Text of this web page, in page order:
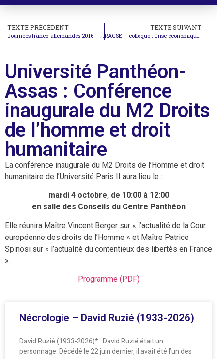
TEXTE PRÉCÉDENT
Journées franco-allemandes 2016 – La religion et le droit international
TEXTE SUIVANT
RACSE – colloque : Crise économique et droits sociaux : Un standard de protection affaibli ?
Université Panthéon-
Assas : Conférence
inaugurale du M2 Droits
de l’homme et droit
humanitaire
La conférence inaugurale du M2 Droits de l’Homme et droit
humanitaire de l’Université Paris II aura lieu le :
mardi 4 octobre, de 10:00 à 12:00
en salle des Conseils du Centre Panthéon
Elle réunira Maître Vincent Berger sur « l’actualité de la Cour
européenne des droits de l’Homme » et Maître Patrice
Spinosi sur « l’actualité du contentieux des libertés en France
».
Programme (PDF)
Nécrologie – David Ruzié (1933-2026)
David Ruzié (1933-2026)* David Ruzié était un
personnage. Décédé le 22 juin dernier, il avait été l’un des